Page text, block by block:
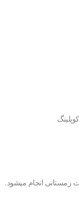
زمستانی انجام میشود.